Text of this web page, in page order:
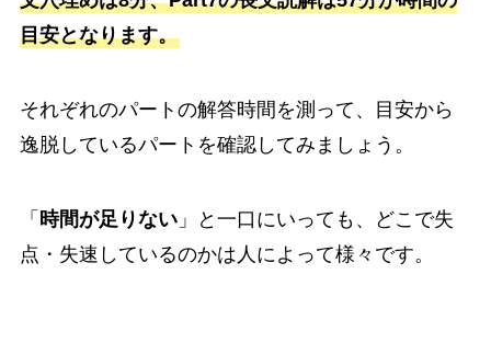
目安となります。
それぞれのパートの解答時間を測って、目安から
逸脱しているパートを確認してみましょう。
「 時間が足りない」と一口にいっても、どこで失
点・失速しているのかは人によって様々です。